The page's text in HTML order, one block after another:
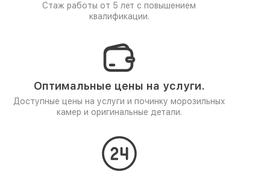
Стаж работы от 5 лет с повышением
квалификации.
Оптимальные цены на услуги.
Доступные цены на услуги и починку морозильных
камер и оригинальные детали.